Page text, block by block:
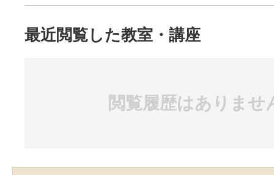
最近閲覧した教室・講座
閲覧履歴はありませ